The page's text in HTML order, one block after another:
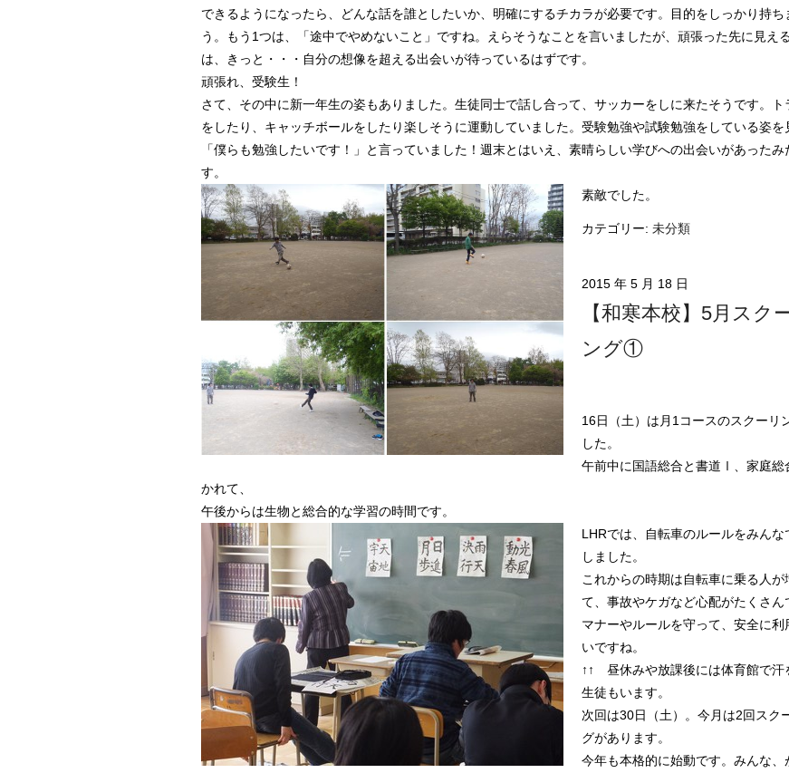
できるようになったら、どんな話を誰としたいか、明確にするチカラが必要です。目的をしっかり持ち
う。もう1つは、「途中でやめないこと」ですね。えらそうなことを言いましたが、頑張った先に見え
は、きっと・・・自分の想像を超える出会いが待っているはずです。
頑張れ、受験生！
さて、その中に新一年生の姿もありました。生徒同士で話し合って、サッカーをしに来たそうです。ト
をしたり、キャッチボールをしたり楽しそうに運動していました。受験勉強や試験勉強をしている姿を
「僕らも勉強したいです！」と言っていました！週末とはいえ、素晴らしい学びへの出会いがあったみ
す。
素敵でした。
カテゴリー: 未分類
2015 年 5 月 18 日
【和寒本校】5月スク
ング①
16日（土）は月1コースのスクーリ
した。
午前中に国語総合と書道Ⅰ、家庭総
かれて、
午後からは生物と総合的な学習の時間です。
LHRでは、自転車のルールをみんな
しました。
これからの時期は自転車に乗る人が
て、事故やケガなど心配がたくさん
マナーやルールを守って、安全に利
いですね。
↑↑ 昼休みや放課後には体育館で汗
生徒もいます。
次回は30日（土）。今月は2回スク
グがあります。
今年も本格的に始動です。みんな、